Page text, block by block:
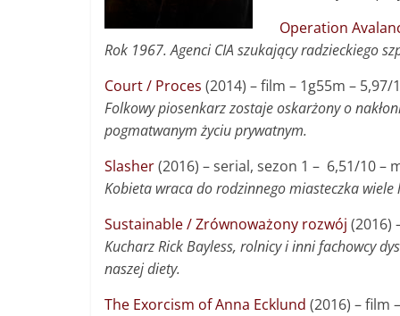
Operation
Rok 1967. Agenci CIA szukający radzieckiego
Court / Proces (2014) – film – 1g55m – 5,97/
Folkowy piosenkarz zostaje oskarżony o
pogmatwanym życiu prywatnym.
Slasher(2016) – serial, sezon 1 – 6,51/10–
Kobieta wraca do rodzinnego miasteczka
Sustainable / Zrównoważony rozwój (2016)
Kucharz Rick Bayless, rolnicy i inni fachowcy
naszej diety.
The Exorcism of Anna Ecklund (2016) – film